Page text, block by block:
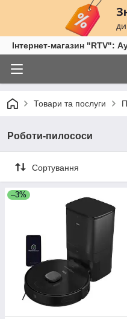
Інтернет-магазин "RTV":
Товари та послуги
Роботи-пилососи
Сортування
–3%